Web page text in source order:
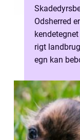
Odsherred
rigt
egn kan